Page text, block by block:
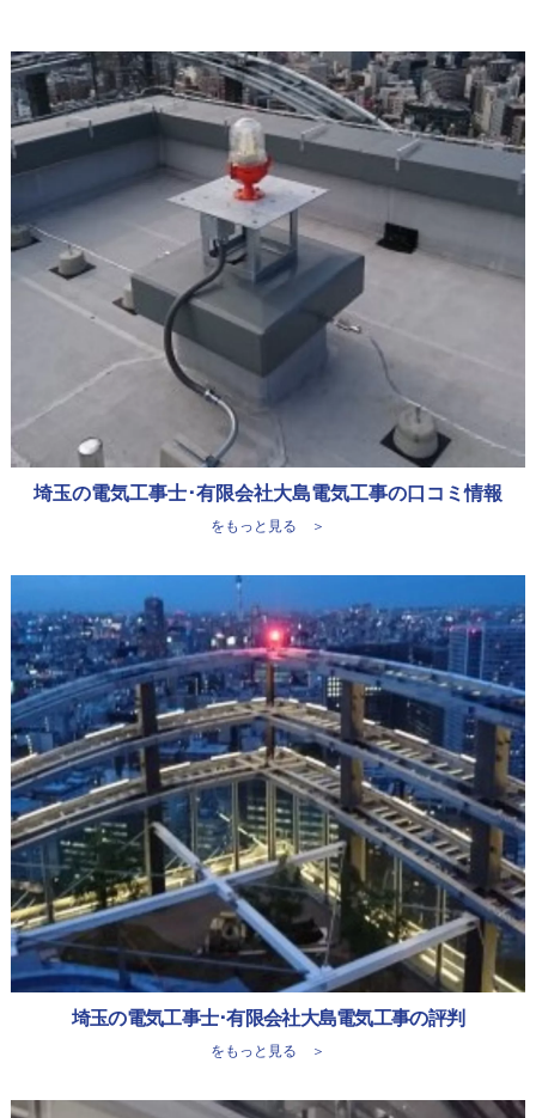
埼玉の電気工事士･有限会社大島電気工事の口コミ情報
をもっと見る ＞
埼玉の電気工事士･有限会社大島電気工事の評判
をもっと見る ＞